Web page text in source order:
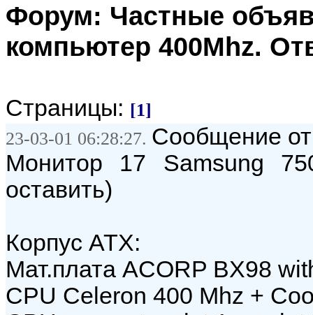
Форум: Частные
компьютер 400Mhz.
Страницы: [1]
23-03-01 06:28:27. Сообщение
Монитор 17 Samsung
оставить)
Корпус ATX:
Мат.плата ACORP BX98
CPU Celeron 400 Mhz +